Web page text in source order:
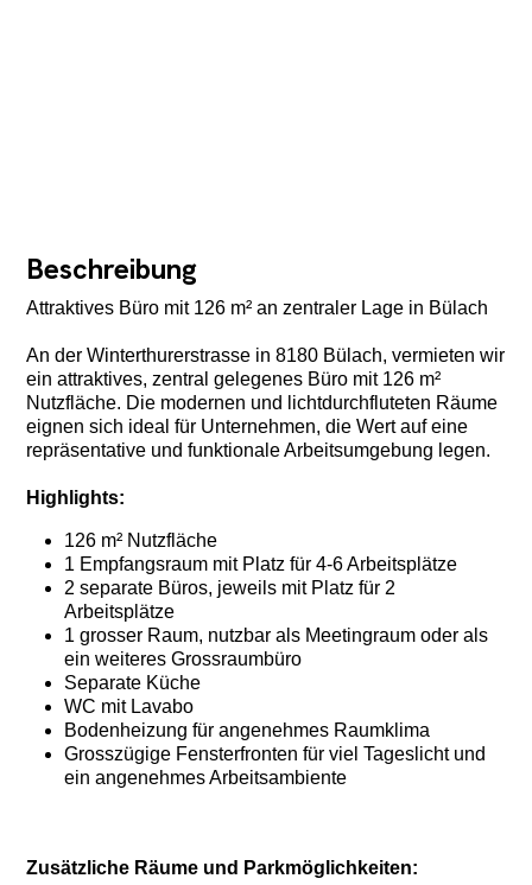
Beschreibung
Attraktives Büro mit 126 m² an zentraler Lage in Bülach
An der Winterthurerstrasse in 8180 Bülach, vermieten wir
ein attraktives, zentral gelegenes Büro mit 126 m²
Nutzfläche. Die modernen und lichtdurchfluteten Räume
eignen sich ideal für Unternehmen, die Wert auf eine
repräsentative und funktionale Arbeitsumgebung legen.
Highlights:
126 m² Nutzfläche
1 Empfangsraum mit Platz für 4-6 Arbeitsplätze
2 separate Büros, jeweils mit Platz für 2
Arbeitsplätze
1 grosser Raum, nutzbar als Meetingraum oder als
ein weiteres Grossraumbüro
Separate Küche
WC mit Lavabo
Bodenheizung für angenehmes Raumklima
Grosszügige Fensterfronten für viel Tageslicht und
ein angenehmes Arbeitsambiente
Zusätzliche Räume und Parkmöglichkeiten: